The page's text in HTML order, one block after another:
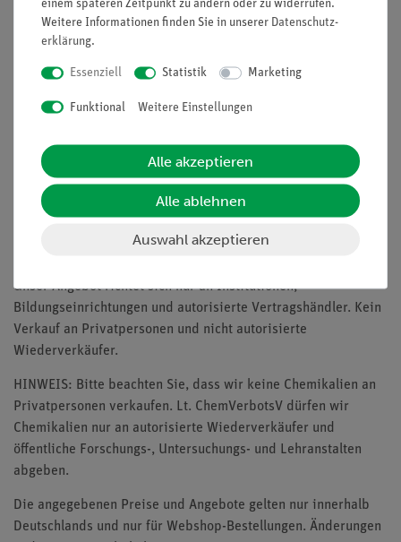
Download &
Support
Bestellvorgang
Versandkosten
LinkedIn
Unser Angebot richtet sich nur an Institutionen,
Bildungseinrichtungen und autorisierte Vertragshändler. Kein
Verkauf an Privatpersonen und nicht autorisierte
Wiederverkäufer.
HINWEIS: Bitte beachten Sie, dass wir keine Chemikalien an
Privatpersonen verkaufen. Lt. ChemVerbotsV dürfen wir
Chemikalien nur an autorisierte Wiederverkäufer und
öffentliche Forschungs-, Untersuchungs- und Lehranstalten
abgeben.
Die angegebenen Preise und Angebote gelten nur innerhalb
Deutschlands und nur für Webshop-Bestellungen. Änderungen
einem späteren Zeitpunkt zu ändern oder zu widerrufen.
Weitere Informationen finden Sie in unserer Daten­schutz­
erklärung.
Essenziell Statistik Marketing
Funktional Weitere Einstellungen
Alle akzeptieren
Alle ablehnen
Auswahl akzeptieren